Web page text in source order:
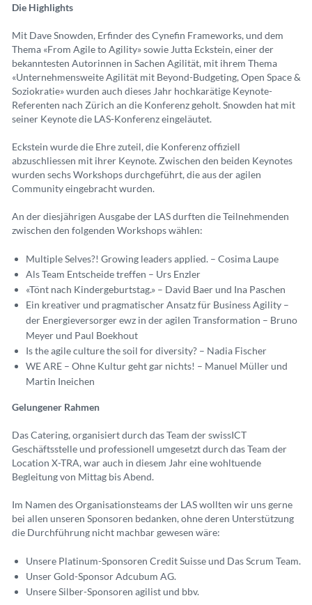
Die Highlights
Mit Dave Snowden, Erfinder des Cynefin Frameworks, und dem
Thema «From Agile to Agility» sowie Jutta Eckstein, einer der
bekanntesten Autorinnen in Sachen Agilität, mit ihrem Thema
«Unternehmensweite Agilität mit Beyond-Budgeting, Open Space &
Soziokratie» wurden auch dieses Jahr hochkarätige Keynote-
Referenten nach Zürich an die Konferenz geholt. Snowden hat mit
seiner Keynote die LAS-Konferenz eingeläutet.
Eckstein wurde die Ehre zuteil, die Konferenz offiziell
abzuschliessen mit ihrer Keynote. Zwischen den beiden Keynotes
wurden sechs Workshops durchgeführt, die aus der agilen
Community eingebracht wurden.
An der diesjährigen Ausgabe der LAS durften die Teilnehmenden
zwischen den folgenden Workshops wählen:
Multiple Selves?! Growing leaders applied. – Cosima Laupe
Als Team Entscheide treffen – Urs Enzler
«Tönt nach Kindergeburtstag.» – David Baer und Ina Paschen
Ein kreativer und pragmatischer Ansatz für Business Agility –
der Energieversorger ewz in der agilen Transformation – Bruno
Meyer und Paul Boekhout
Is the agile culture the soil for diversity? – Nadia Fischer
WE ARE – Ohne Kultur geht gar nichts! – Manuel Müller und
Martin Ineichen
Gelungener Rahmen
Das Catering, organisiert durch das Team der swissICT
Geschäftsstelle und professionell umgesetzt durch das Team der
Location X-TRA, war auch in diesem Jahr eine wohltuende
Begleitung von Mittag bis Abend.
Im Namen des Organisationsteams der LAS wollten wir uns gerne
bei allen unseren Sponsoren bedanken, ohne deren Unterstützung
die Durchführung nicht machbar gewesen wäre:
Unsere Platinum-Sponsoren Credit ­Suisse und Das Scrum Team.
Unser Gold-Sponsor Adcubum AG.
Unsere Silber-Sponsoren agilist und bbv.